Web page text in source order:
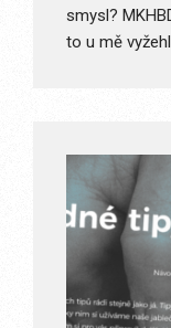
smysl?
to u mě